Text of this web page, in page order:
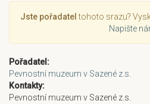
Jste pořadatel tohoto srazu?
Napište
Pořadatel:
Pevnostní muzeum v Sazené z.s.
Kontakty:
Pevnostní muzeum v Sazené z.s.